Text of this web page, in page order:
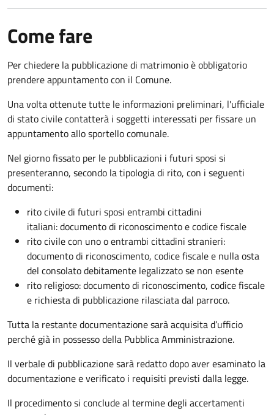
Come fare
Per chiedere la pubblicazione di matrimonio è obbligatorio
prendere appuntamento con il Comune.
Una volta ottenute tutte le informazioni preliminari, l'ufficiale
di stato civile contatterà i soggetti interessati per fissare un
appuntamento allo sportello comunale.
Nel giorno fissato per le pubblicazioni i futuri sposi si
presenteranno, secondo la tipologia di rito, con i seguenti
documenti:
rito civile di futuri sposi entrambi cittadini
italiani: documento di riconoscimento e codice fiscale
rito civile con uno o entrambi cittadini stranieri:
documento di riconoscimento, codice fiscale e nulla osta
del consolato debitamente legalizzato se non esente
rito religioso: documento di riconoscimento, codice fiscale
e richiesta di pubblicazione rilasciata dal parroco.
Tutta la restante documentazione sarà acquisita d’ufficio
perché già in possesso della Pubblica Amministrazione.
Il verbale di pubblicazione sarà redatto dopo aver esaminato la
documentazione e verificato i requisiti previsti dalla legge.
Il procedimento si conclude al termine degli accertamenti